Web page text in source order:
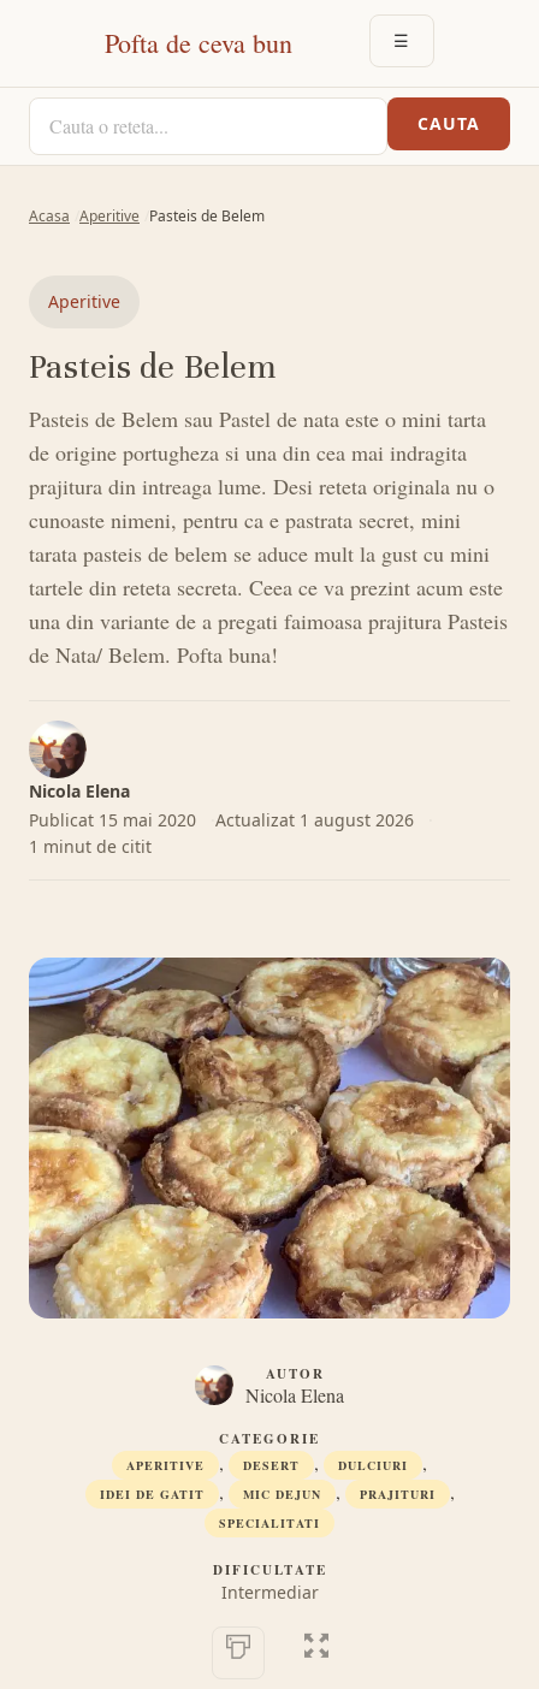
Pofta de ceva bun ☰DESCHIDE
CAUTA O RETETA
CAUTA
Acasa Aperitive Pasteis de Belem
Aperitive
Pasteis de Belem
Pasteis de Belem sau Pastel de nata este o mini tarta
de origine portugheza si una din cea mai indragita
prajitura din intreaga lume. Desi reteta originala nu o
cunoaste nimeni, pentru ca e pastrata secret, mini
tarata pasteis de belem se aduce mult la gust cu mini
tartele din reteta secreta. Ceea ce va prezint acum este
una din variante de a pregati faimoasa prajitura Pasteis
de Nata/ Belem. Pofta buna!
Nicola Elena
Publicat 15 mai 2020 Actualizat 1 august 2026
1 minut de citit
AUTOR
Nicola Elena
CATEGORIE
APERITIVE , DESERT , DULCIURI ,
IDEI DE GATIT , MIC DEJUN , PRAJITURI ,
SPECIALITATI
DIFICULTATE
Intermediar